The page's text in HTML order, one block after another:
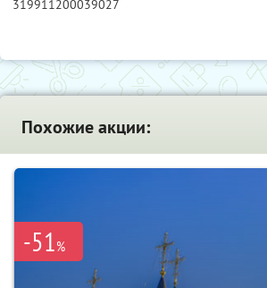
319911200039027
Похожие акции:
-51%